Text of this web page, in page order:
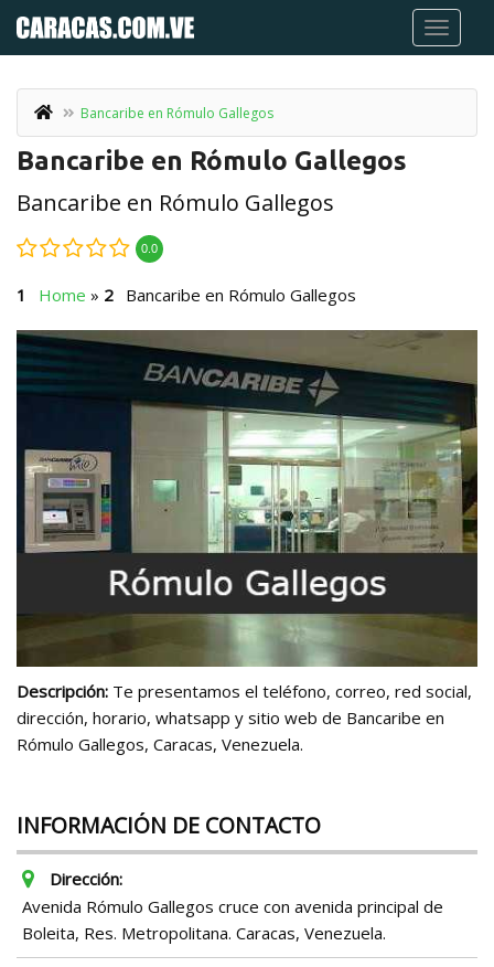
Bancaribe en Rómulo Gallegos
Bancaribe en Rómulo Gallegos
Bancaribe en Rómulo Gallegos
0.0
Home » Bancaribe en Rómulo Gallegos
Descripción: Te presentamos el teléfono, correo, red social,
dirección, horario, whatsapp y sitio web de Bancaribe en
Rómulo Gallegos, Caracas, Venezuela.
INFORMACIÓN DE CONTACTO
Dirección:
Avenida Rómulo Gallegos cruce con avenida principal de
Boleita, Res. Metropolitana. Caracas, Venezuela.